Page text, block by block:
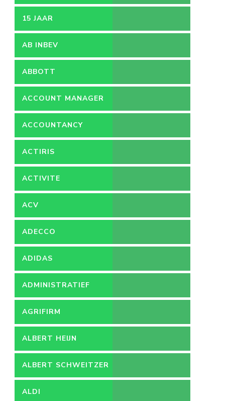
15 JAAR
AB INBEV
ABBOTT
ACCOUNT MANAGER
ACCOUNTANCY
ACTIRIS
ACTIVITE
ACV
ADECCO
ADIDAS
ADMINISTRATIEF
MEDEWERKER
AGRIFIRM
ALBERT HEIJN
ALBERT SCHWEITZER
ZIEKENHUIS
ALDI